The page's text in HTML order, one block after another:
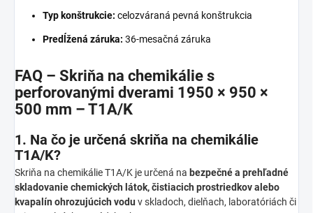
Typ konštrukcie: celozváraná pevná konštrukcia
Predĺžená záruka: 36-mesačná záruka
FAQ – Skriňa na chemikálie s
perforovanými dverami 1950 × 950 ×
500 mm – T1A/K
1. Na čo je určená skriňa na chemikálie
T1A/K?
Skriňa na chemikálie T1A/K je určená na bezpečné a prehľadné
skladovanie chemických látok, čistiacich prostriedkov alebo
kvapalín ohrozujúcich vodu v skladoch, dielňach, laboratóriách či